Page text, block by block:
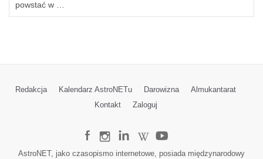
powstać w …
Redakcja Kalendarz AstroNETu Darowizna
Almukantarat
Kontakt
Zaloguj
AstroNET, jako czasopismo internetowe, posiada międzynarodowy